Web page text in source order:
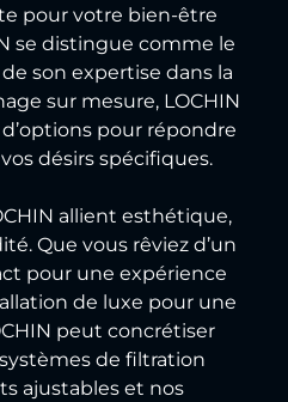
pour votre bien-être
se distingue comme le
son expertise dans la
sur mesure, LOCHIN
pour répondre
désirs spécifiques.
allient esthétique,
Que vous rêviez d’un
pour une expérience
de luxe pour une
peut concrétiser
de filtration
ajustables et nos